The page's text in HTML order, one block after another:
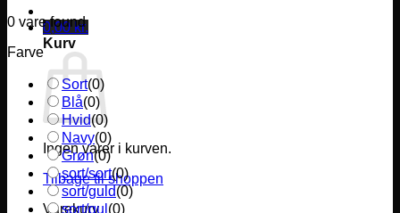
0,00 kr.
Kurv
Ingen varer i kurven.
Tilbage til shoppen
Varekurv
0 vare found
Farve
Sort(0)
Blå(0)
Hvid(0)
Navy(0)
Grøn(0)
sort/sort(0)
sort/guld(0)
sort/gul (0)